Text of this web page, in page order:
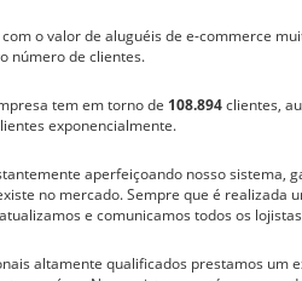
o valor de aluguéis de e-commerce
número de clientes.
tem em torno de 108.894clientes,
exponencialmente.
aperfeiçoando nosso sistema,
no mercado. Sempre que é realizada
e comunicamos todos os
altamente qualificados prestamos um